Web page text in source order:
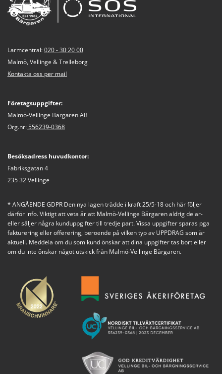
Larmcentral:020 - 30 20 00
Malmö, Vellinge & Trelleborg
Kontakta oss per mail
Företagsuppgifter:
Malmö-Vellinge Bärgaren AB
Org.nr:556239-0368
Besöksadress huvudkontor:
Fabriksgatan 4
235 32 Vellinge
* ANGÅENDE GDPR Den nya lagen trädde i kraft 25/5-18 och här följer
därför info. Viktigt att veta är att Malmö-Vellinge Bärgaren aldrig delar-
eller säljer några kunduppgifter till tredje part. Vissa uppgifter sparas pga
fakturering eller offerering, beroende på vilken typ av UPPDRAG som är
aktuell. Meddela om du som kund önskar att dina uppgifter tas bort eller
om du inte önskar något utskick från Malmö-Vellinge Bärgaren.